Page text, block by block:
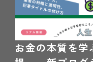
お金の本質を